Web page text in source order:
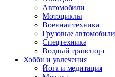
Автомобили
Мотоциклы
Военная техника
Грузовые автомобили
Спецтехника
Водный транспорт
Хобби и увлечения
Йога и медитация